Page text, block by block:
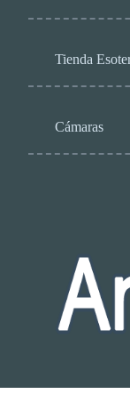
Tienda
Cámaras